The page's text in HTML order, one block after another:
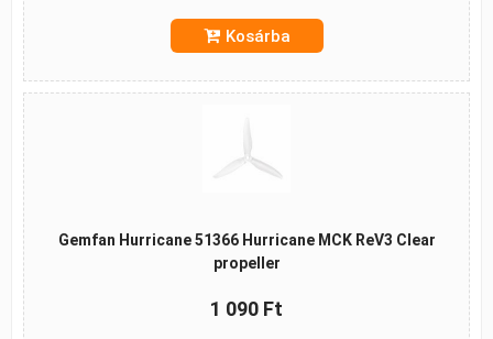
Kosárba
Gemfan Hurricane 51366 Hurricane MCK ReV3 Clear
propeller
1 090 Ft